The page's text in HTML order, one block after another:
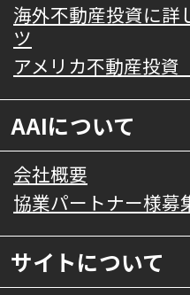
海外不動産投資に詳
ツ
アメリカ不動産投
AAIについて
会社概要
協業パートナー様募
サイトについて